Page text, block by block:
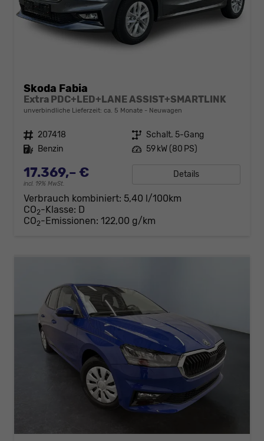
Skoda Fabia
Extra PDC+LED+LANE ASSIST+SMARTLINK
unverbindliche Lieferzeit: ca. 5 Monate Neuwagen
Fahrzeugnr. 207418 Getriebe Schalt. 5-Gang
Kraftstoff Benzin Leistung 59 kW (80 PS)
17.369,– €
incl. 19% MwSt.
Details
Verbrauch kombiniert: 5,40 l/100km
CO2-Klasse: D
CO2-Emissionen: 122,00 g/km